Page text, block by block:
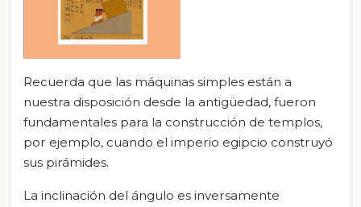
Recuerda que las máquinas simples están a
nuestra disposición desde la antigüedad, fueron
fundamentales para la construcción de templos,
por ejemplo, cuando el imperio egipcio construyó
sus pirámides.
La inclinación del ángulo es inversamente